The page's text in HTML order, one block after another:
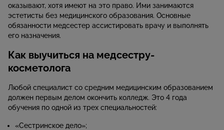
оказывают, хотя имеют на это право. Ими занимаются
эстетисты без медицинского образования. Основные
обязанности медсестер ассистировать врачу и выполнять
его назначения.
Как выучиться на медсестру-
косметолога
Любой специалист со средним медицинским образованием
должен первым делом окончить колледж. Это 4 года
обучения по одной из трех специальностей:
«Сестринское дело»;